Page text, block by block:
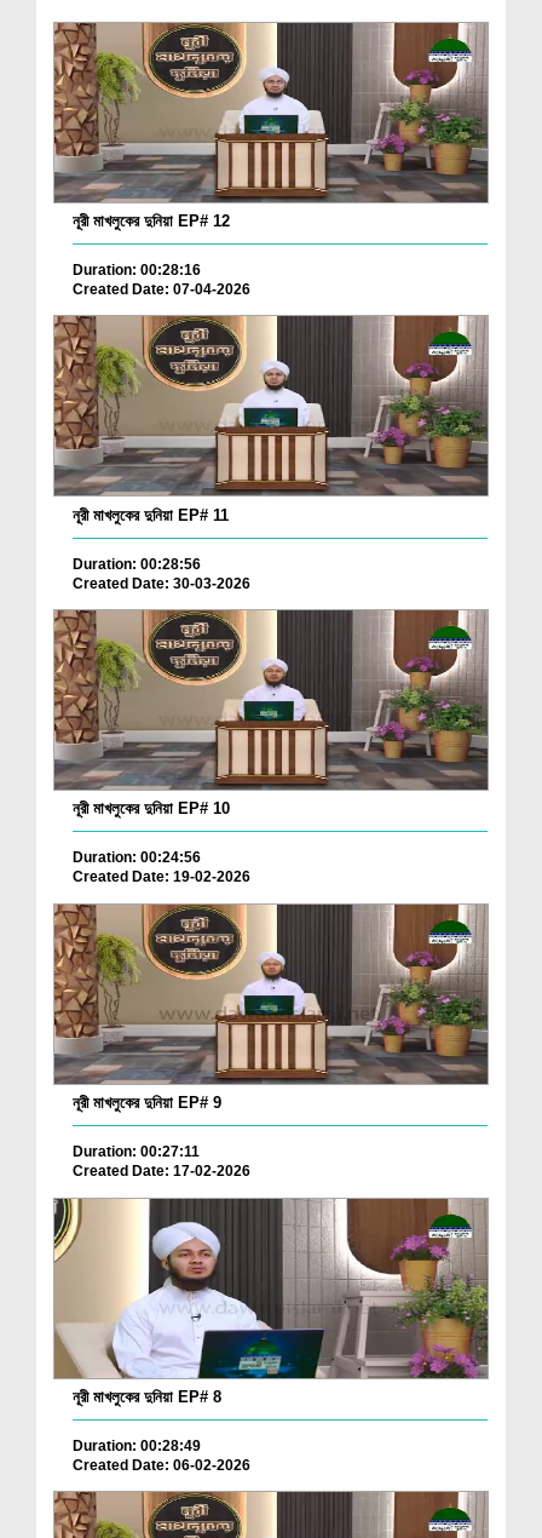
নূরী মাখলুকের দুনিয়া EP# 12
Duration: 00:28:16
Created Date: 07-04-2026
নূরী মাখলুকের দুনিয়া EP# 11
Duration: 00:28:56
Created Date: 30-03-2026
নূরী মাখলুকের দুনিয়া EP# 10
Duration: 00:24:56
Created Date: 19-02-2026
নূরী মাখলুকের দুনিয়া EP# 9
Duration: 00:27:11
Created Date: 17-02-2026
নূরী মাখলুকের দুনিয়া EP# 8
Duration: 00:28:49
Created Date: 06-02-2026